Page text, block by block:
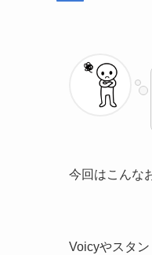
今回はこんな
Voicyやスタ